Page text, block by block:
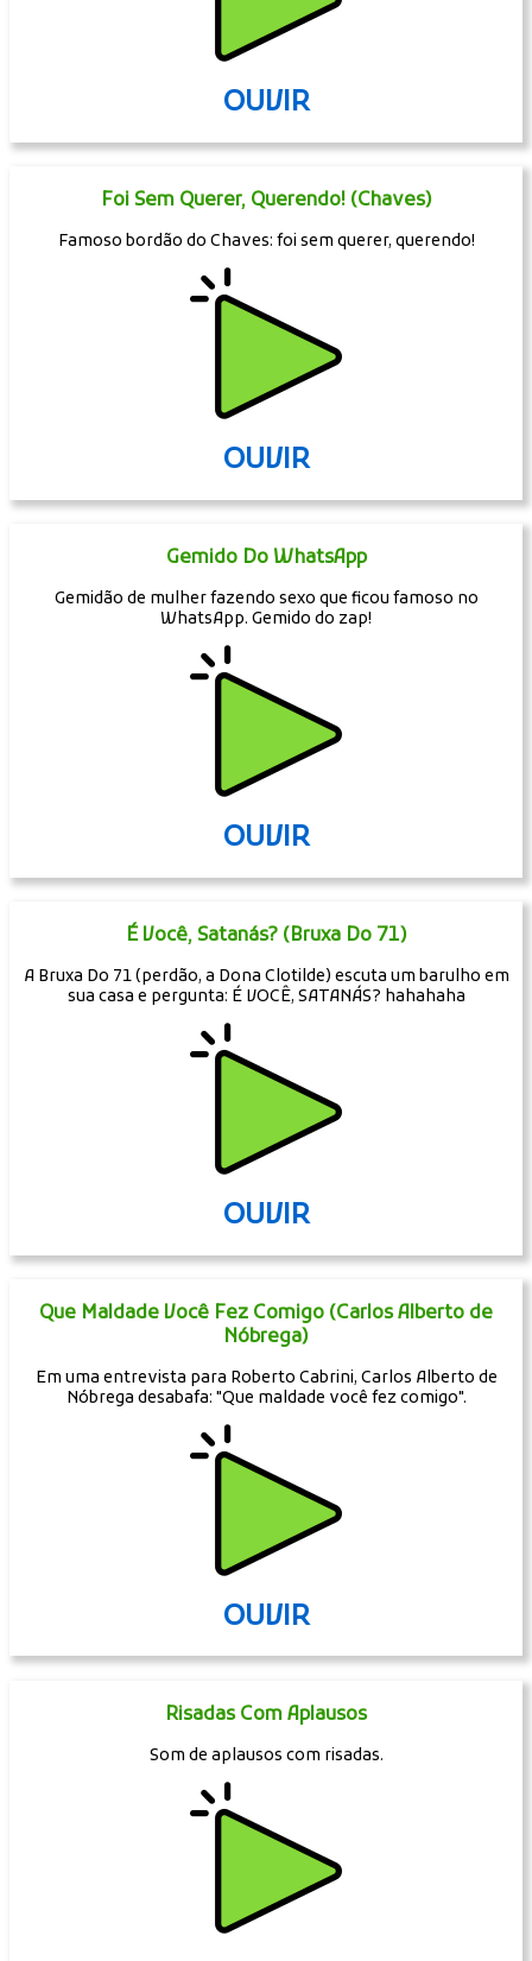
OUVIR
Foi Sem Querer, Querendo! (Chaves)
Famoso bordão do Chaves: foi sem querer, querendo!
OUVIR
Gemido Do WhatsApp
Gemidão de mulher fazendo sexo que ficou famoso no
WhatsApp. Gemido do zap!
OUVIR
É Você, Satanás? (Bruxa Do 71)
A Bruxa Do 71 (perdão, a Dona Clotilde) escuta um barulho em
sua casa e pergunta: É VOCÊ, SATANÁS? hahahaha
OUVIR
Que Maldade Você Fez Comigo (Carlos Alberto de
Nóbrega)
Em uma entrevista para Roberto Cabrini, Carlos Alberto de
Nóbrega desabafa: "Que maldade você fez comigo".
OUVIR
Risadas Com Aplausos
Som de aplausos com risadas.